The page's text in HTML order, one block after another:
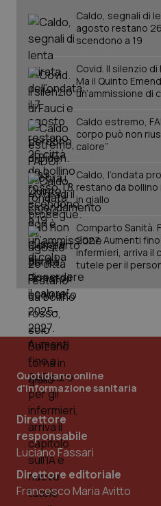
Caldo, segnali di
agosto restano
scendono a 19
Covid. Il silenzio
Ma il Quinto
un’ammissione di
Caldo estremo,
corpo può non
calore”
Caldo, l’ondata
restano da
in giallo
Comparto Sanità.
2027. Aumenti
infermieri, arriva il
tutele per il
Quotidiano online
d'informazione sanitaria
Direttore
responsabile
Luciano Fassari
Direttore editoriale
Francesco Maria Avitto
PHPSESSID
_ga_KM60CM4NPH